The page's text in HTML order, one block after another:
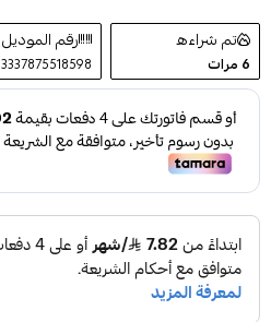
تم شراءه
6 مرات
رقم الموديل
3337875518598